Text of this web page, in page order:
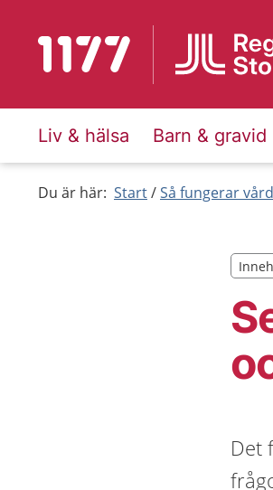
Till startsidan för 1177
Liv & hälsa Barn & gravid
Du är här: Start Så fungerar
Det